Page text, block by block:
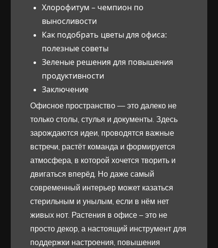
Хлорофитум – чемпион по
выносливости
Как подобрать цветы для офиса:
полезные советы
Зеленые решения для повышения
продуктивности
Заключение
Офисное пространство — это далеко не
только столы, стулья и документы. Здесь
зарождаются идеи, проводятся важные
встречи, растёт команда и формируется
атмосфера, в которой хочется творить и
двигаться вперёд. Но даже самый
современный интерьер может казаться
стерильным и унылым, если в нём нет
живых нот. Растения в офисе – это не
просто декор, а настоящий инструмент для
поддержки настроения, повышения